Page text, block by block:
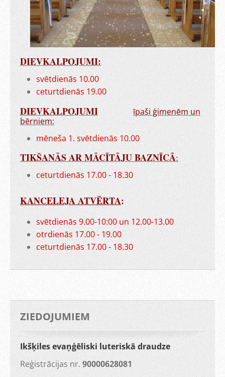
DIEVKALPOJUMI:
svētdienās 10.00
ceturtdienās 19.00
DIEVKALPOJUMI
īpaši ģimenēm un
bērniem:
mēneša 1. svētdienās 10.00
TIKŠANĀS AR MĀCĪTĀJU BAZNĪCĀ:
ceturtdienās 17.00 - 18.30
KANCELEJA ATVĒRTA:
svētdienās 9.00-10:00 un 12.00-13.00
otrdienās 17.00 - 19.00
ceturtdienās 17.00 - 18.30
ZIEDOJUMIEM
Ikšķiles evaņģēliski luteriskā draudze
Reģistrācijas nr. 90000628081